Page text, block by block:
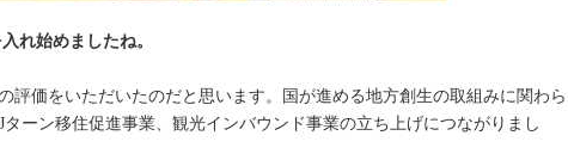
れ始めましたね。
評価をいただいたのだと思います。国が進める地方創生の取組みに関わら
ーン移住促進事業、観光インバウンド事業の立ち上げにつながりまし